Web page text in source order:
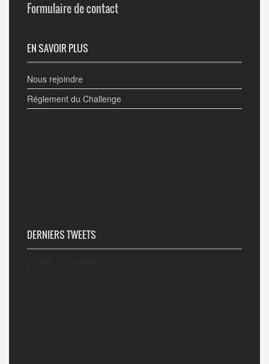
Formulaire de contact
EN SAVOIR PLUS
Nous rejoindre
Réglement du Challenge
DERNIERS TWEETS